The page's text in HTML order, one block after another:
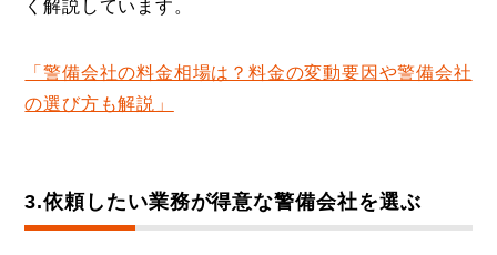
く解説しています。
「警備会社の料金相場は？料金の変動要因や警備会社
の選び方も解説」
3.依頼したい業務が得意な警備会社を選ぶ